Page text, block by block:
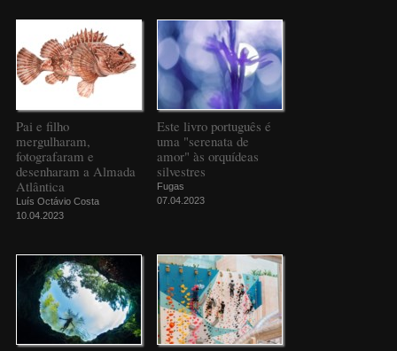
Pai e filho
mergulharam,
fotografaram e
desenharam a Almada
Atlântica
Luís Octávio Costa
10.04.2023
Este livro português é
uma "serenata de
amor" às orquídeas
silvestres
Fugas
07.04.2023